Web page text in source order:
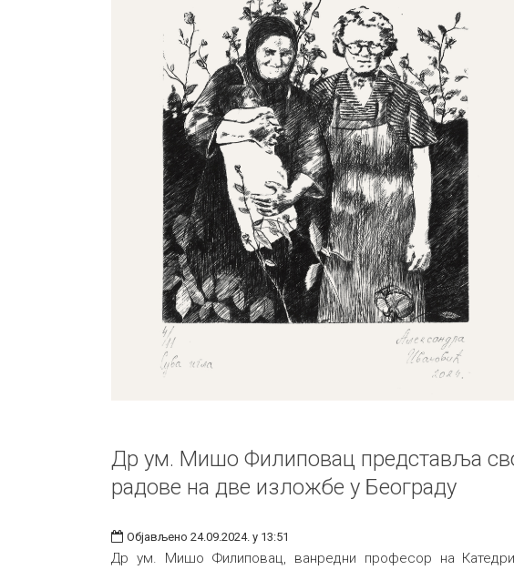
Др ум. Мишо Филиповац представља
радове на две изложбе у Београду
Објављено 24.09.2024. у 13:51
Др ум. Мишо Филиповац, ванредни професор на